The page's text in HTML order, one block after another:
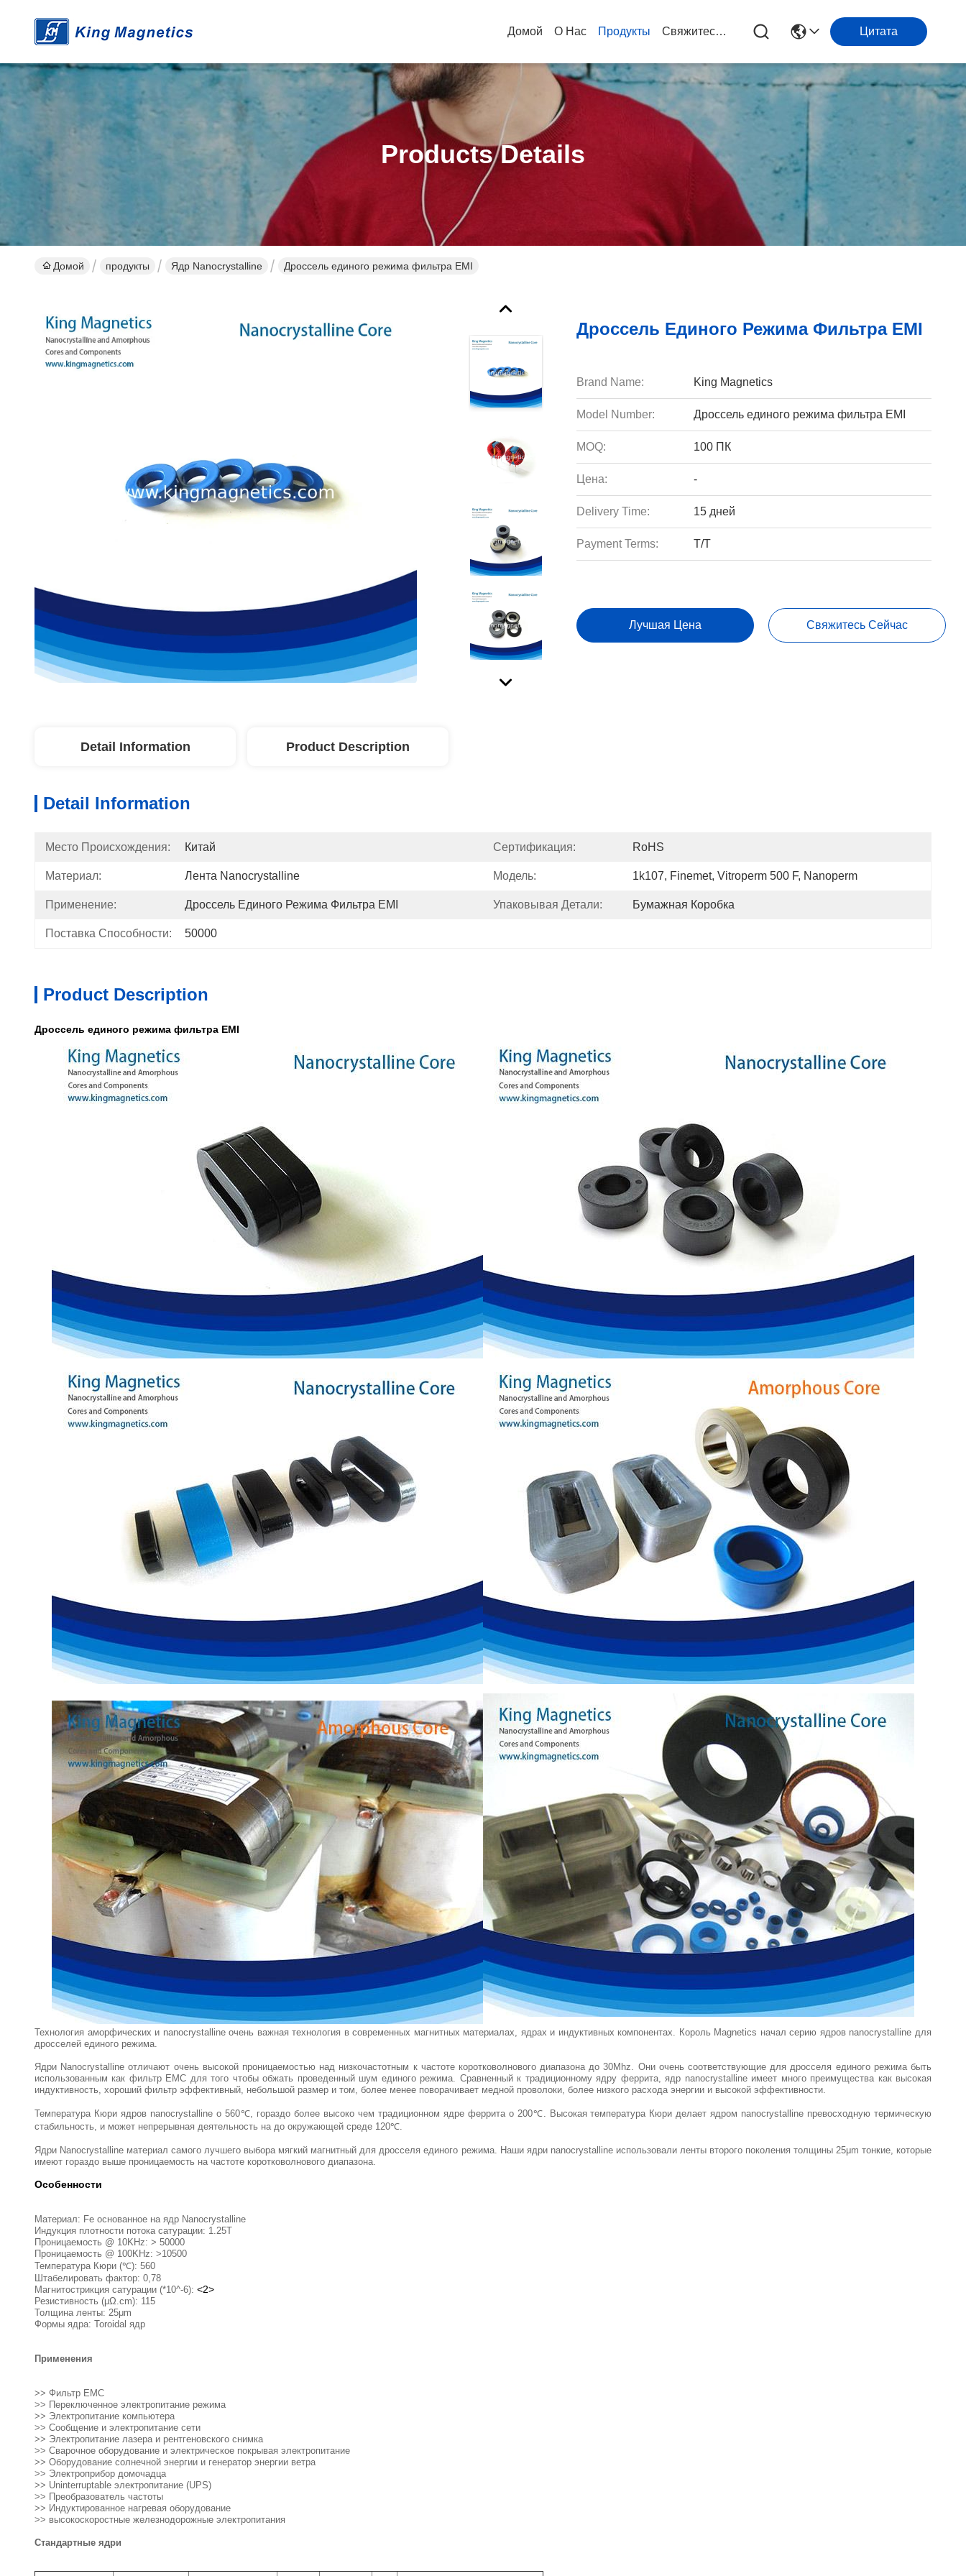
Домой О Нас Продукты Свяжитесь С Нами Цитата
Products Details
Домой продукты Ядр Nanocrystalline Дроссель единого режима фильтра EMI
Дроссель Единого Режима Фильтра EMI
Brand Name: King Magnetics
Model Number: Дроссель единого режима фильтра EMI
MOQ: 100 ПК
Цена: -
Delivery Time: 15 дней
Payment Terms: T/T
Лучшая Цена Свяжитесь Сейчас
Detail Information Product Description
Detail Information
Место Происхождения: Китай Сертификация: RoHS
Материал: Лента Nanocrystalline Модель: 1k107, Finemet, Vitroperm 500 F, Nanoperm
Применение: Дроссель Единого Режима Фильтра EMI Упаковывая Детали: Бумажная Коробка
Поставка Способности: 50000
Product Description
Дроссель единого режима фильтра EMI
Технология аморфических и nanocrystalline очень важная технология в современных магнитных материалах, ядрах и индуктивных компонентах. Король Magnetics начал серию ядров nanocrystalline для
дросселей единого режима.
Ядри Nanocrystalline отличают очень высокой проницаемостью над низкочастотным к частоте коротковолнового диапазона до 30Mhz. Они очень соответствующие для дросселя единого режима быть
использованным как фильтр EMC для того чтобы обжать проведенный шум единого режима. Сравненный к традиционному ядру феррита, ядр nanocrystalline имеет много преимущества как высокая
индуктивность, хороший фильтр эффективный, небольшой размер и том, более менее поворачивает медной проволоки, более низкого расхода энергии и высокой эффективности.
Температура Кюри ядров nanocrystalline о 560℃, гораздо более высоко чем традиционном ядре феррита о 200℃. Высокая температура Кюри делает ядром nanocrystalline превосходную термическую
стабильность, и может непрерывная деятельность на до окружающей среде 120℃.
Ядри Nanocrystalline материал самого лучшего выбора мягкий магнитный для дросселя единого режима. Наши ядри nanocrystalline использовали ленты второго поколения толщины 25μm тонкие, которые
имеют гораздо выше проницаемость на частоте коротковолнового диапазона.
Особенности
Материал: Fe основанное на ядр Nanocrystalline
Индукция плотности потока сатурации: 1.25T
Проницаемость @ 10KHz: > 50000
Проницаемость @ 100KHz: >10500
Температура Кюри (℃): 560
Штабелировать фактор: 0,78
Магнитострикция сатурации (*10^-6): <2>
Резистивность (μΩ.cm): 115
Толщина ленты: 25μm
Формы ядра: Toroidal ядр
Применения
>> Фильтр EMC
>> Переключенное электропитание режима
>> Электропитание компьютера
>> Сообщение и электропитание сети
>> Электропитание лазера и рентгеновского снимка
>> Сварочное оборудование и электрическое покрывая электропитание
>> Оборудование солнечной энергии и генератор энергии ветра
>> Электроприбор домочадца
>> Uninterruptable электропитание (UPS)
>> Преобразователь частоты
>> Индуктированное нагревая оборудование
>> высокоскоростные железнодорожные электропитания
Стандартные ядри